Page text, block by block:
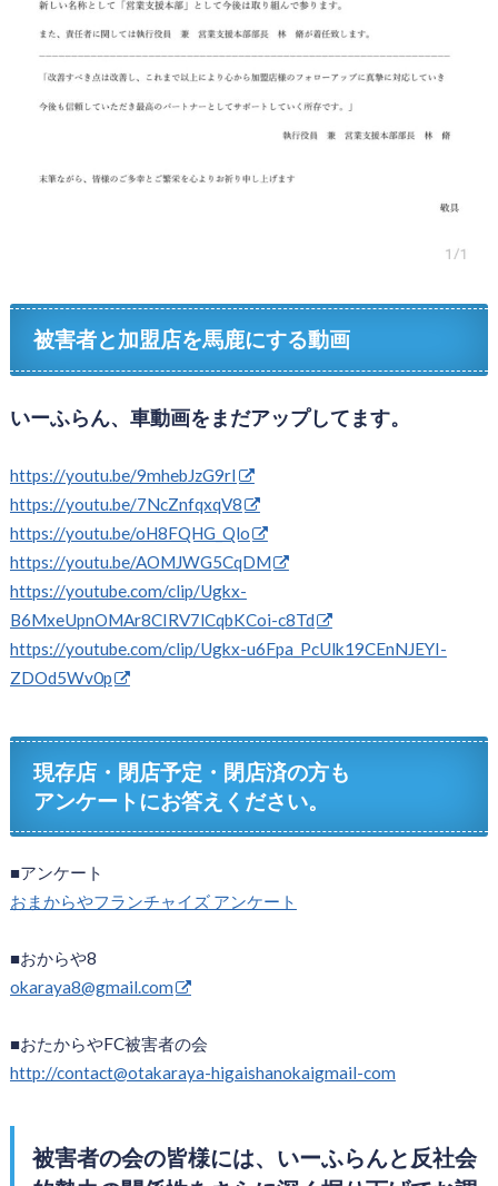
被害者と加盟店を馬鹿にする動画
いーふらん、車動画をまだアップしてます。
https://youtu.be/9mhebJzG9rI
https://youtu.be/7NcZnfqxqV8
https://youtu.be/oH8FQHG_Qlo
https://youtu.be/AOMJWG5CqDM
https://youtube.com/clip/Ugkx-
B6MxeUpnOMAr8CIRV7lCqbKCoi-c8Td
https://youtube.com/clip/Ugkx-u6Fpa_PcUlk19CEnNJEYI-
ZDOd5Wv0p
現存店・閉店予定・閉店済の方も
アンケートにお答えください。
■アンケート
おまからやフランチャイズ アンケート
■おからや8
okaraya8@gmail.com
■おたからやFC被害者の会
http://contact@otakaraya-higaishanokaigmail-com
被害者の会の皆様には、いーふらんと反社会